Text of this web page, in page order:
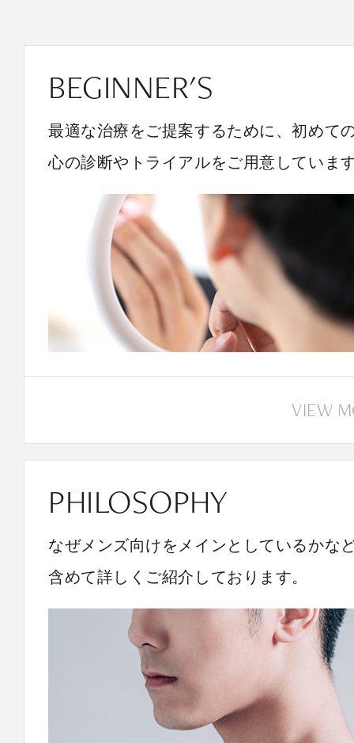
BEGINNER'S
最適な治療をご提案するために、初めて
心の診断やトライアルをご用意していま
VIEW
PHILOSOPHY
なぜメンズ向けをメインとしているかな
含めて詳しくご紹介しております。